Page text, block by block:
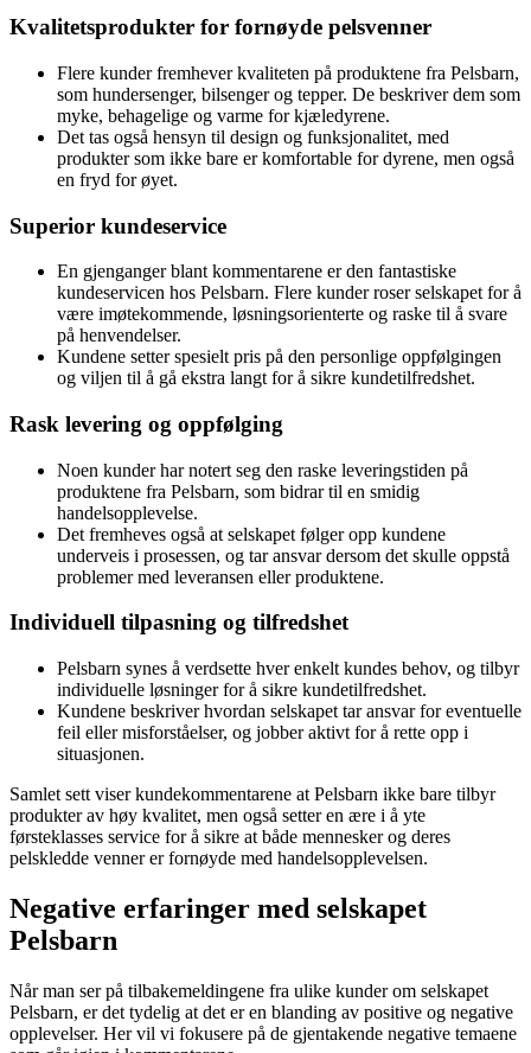
Kvalitetsprodukter for fornøyde pelsvenner
Flere kunder fremhever kvaliteten på produktene fra Pelsbarn,
som hundersenger, bilsenger og tepper. De beskriver dem som
myke, behagelige og varme for kjæledyrene.
Det tas også hensyn til design og funksjonalitet, med
produkter som ikke bare er komfortable for dyrene, men også
en fryd for øyet.
Superior kundeservice
En gjenganger blant kommentarene er den fantastiske
kundeservicen hos Pelsbarn. Flere kunder roser selskapet for å
være imøtekommende, løsningsorienterte og raske til å svare
på henvendelser.
Kundene setter spesielt pris på den personlige oppfølgingen
og viljen til å gå ekstra langt for å sikre kundetilfredshet.
Rask levering og oppfølging
Noen kunder har notert seg den raske leveringstiden på
produktene fra Pelsbarn, som bidrar til en smidig
handelsopplevelse.
Det fremheves også at selskapet følger opp kundene
underveis i prosessen, og tar ansvar dersom det skulle oppstå
problemer med leveransen eller produktene.
Individuell tilpasning og tilfredshet
Pelsbarn synes å verdsette hver enkelt kundes behov, og tilbyr
individuelle løsninger for å sikre kundetilfredshet.
Kundene beskriver hvordan selskapet tar ansvar for eventuelle
feil eller misforståelser, og jobber aktivt for å rette opp i
situasjonen.
Samlet sett viser kundekommentarene at Pelsbarn ikke bare tilbyr
produkter av høy kvalitet, men også setter en ære i å yte
førsteklasses service for å sikre at både mennesker og deres
pelskledde venner er fornøyde med handelsopplevelsen.
Negative erfaringer med selskapet
Pelsbarn
Når man ser på tilbakemeldingene fra ulike kunder om selskapet
Pelsbarn, er det tydelig at det er en blanding av positive og negative
opplevelser. Her vil vi fokusere på de gjentakende negative temaene